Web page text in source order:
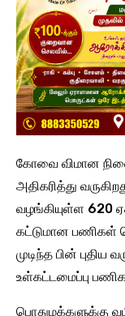
கோவை விமான
அதிகரித்து
வழங்கியுள்ள 620
கட்டுமான
முடிந்த பின் புதிய
உள்கட்டமைப்பு
பொதுமக்களுக்கு